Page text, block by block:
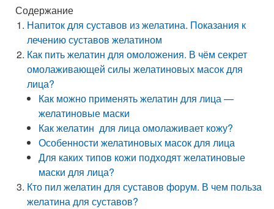
Содержание
Напиток для суставов из желатина. Показания к
лечению суставов желатином
Как пить желатин для омоложения. В чём секрет
омолаживающей силы желатиновых масок для
лица?
Как можно применять желатин для лица —
желатиновые маски
Как желатин для лица омолаживает кожу?
Особенности желатиновых масок для лица
Для каких типов кожи подходят желатиновые
маски для лица?
Кто пил желатин для суставов форум. В чем польза
желатина для суставов?